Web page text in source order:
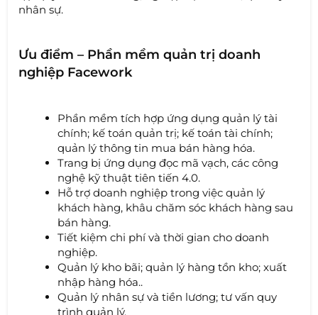
nhân sự.
Ưu điểm – Phần mềm quản trị doanh
nghiệp Facework
Phần mềm tích hợp ứng dụng quản lý tài
chính; kế toán quản trị; kế toán tài chính;
quản lý thông tin mua bán hàng hóa.
Trang bị ứng dụng đọc mã vạch, các công
nghệ kỹ thuật tiên tiến 4.0.
Hỗ trợ doanh nghiệp trong việc quản lý
khách hàng, khâu chăm sóc khách hàng sau
bán hàng.
Tiết kiệm chi phí và thời gian cho doanh
nghiệp.
Quản lý kho bãi; quản lý hàng tồn kho; xuất
nhập hàng hóa..
Quản lý nhân sự và tiền lương; tư vấn quy
trình quản lý.